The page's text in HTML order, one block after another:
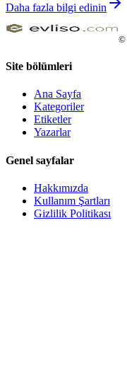
Daha fazla bilgi edinin
©
Site bölümleri
Ana Sayfa
Kategoriler
Etiketler
Yazarlar
Genel sayfalar
Hakkımızda
Kullanım Şartları
Gizlilik Politikası